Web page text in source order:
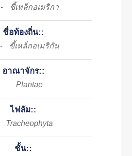
- ขี้เหล็กอเมริกา
ชื่อท้องถิ่น::
- ขี้เหล็กอเมริกัน
อาณาจักร::
Plantae
ไฟลัม::
Tracheophyta
ชั้น::